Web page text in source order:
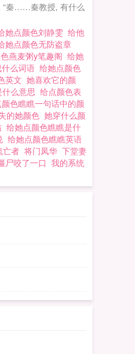
“秦……秦教授, 有什么
她点颜色刘静雯 给他
她点颜色无防盗章
燕麦粥y笔趣阁 给她
么词语 给她点颜色
英文 她喜欢它的颜
么意思 给点颜色表
色瞧瞧一句话中的颜
的她颜色 她穿什么颜
给她点颜色瞧瞧是什
给她点颜色瞧瞧英语
亡者 将门凤华 下堂妻
尸咬了一口 我的系统